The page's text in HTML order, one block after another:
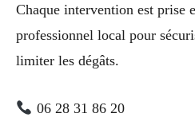
Chaque intervention est prise
professionnel local pour
limiter les dégâts.
06 28 31 86 20